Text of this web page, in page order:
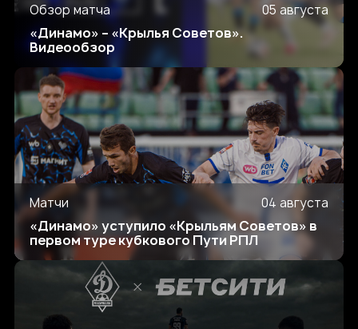
Обзор матча 05 августа
«Динамо» – «Крылья Советов».
Видеообзор
Матчи 04 августа
«Динамо» уступило «Крыльям Советов» в
первом туре кубкового Пути РПЛ